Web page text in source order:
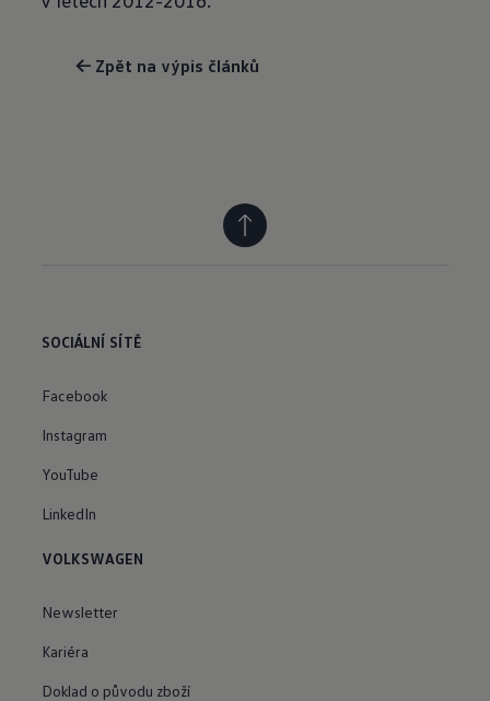
← Zpět na výpis článků
SOCIÁLNÍ SÍTĚ
Facebook
Instagram
YouTube
LinkedIn
VOLKSWAGEN
Newsletter
Kariéra
Doklad o původu zboží